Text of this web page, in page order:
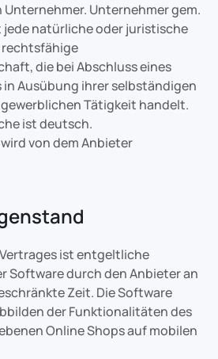
Unternehmer gem.
jede natürliche oder juristische
rechtsfähige
die bei Abschluss eines
Ausübung ihrer selbständigen
Tätigkeit handelt.
ist deutsch.
von dem Anbieter
ist entgeltliche
Software durch den Anbieter an
Zeit. Die Software
der Funktionalitäten des
Online Shops auf mobilen